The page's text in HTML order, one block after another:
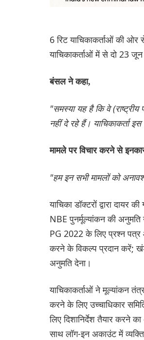
6 रिट याचिकाकर्ताओं की ओर
याचिकाकर्ताओं में से दो 23 जून
बंसल ने कहा,
"समस्या यह है कि वे
नहीं दे रहे हैं। याचिकाकर्ता
मामले पर विचार करने से
"हम इन सभी मामलों को
याचिका डॉक्टरों द्वारा
NBE पुनर्मूल्यांकन की अनुमति
PG 2022 के लिए प्रश्न पत्र
करने के विकल्प प्रदान करें;
अनुमति देना।
याचिकाकर्ताओं ने मूल्यांकन
करने के लिए उच्चाधिकार
लिए दिशानिर्देश तैयार करने
साथ लॉग-इन अकाउंट में